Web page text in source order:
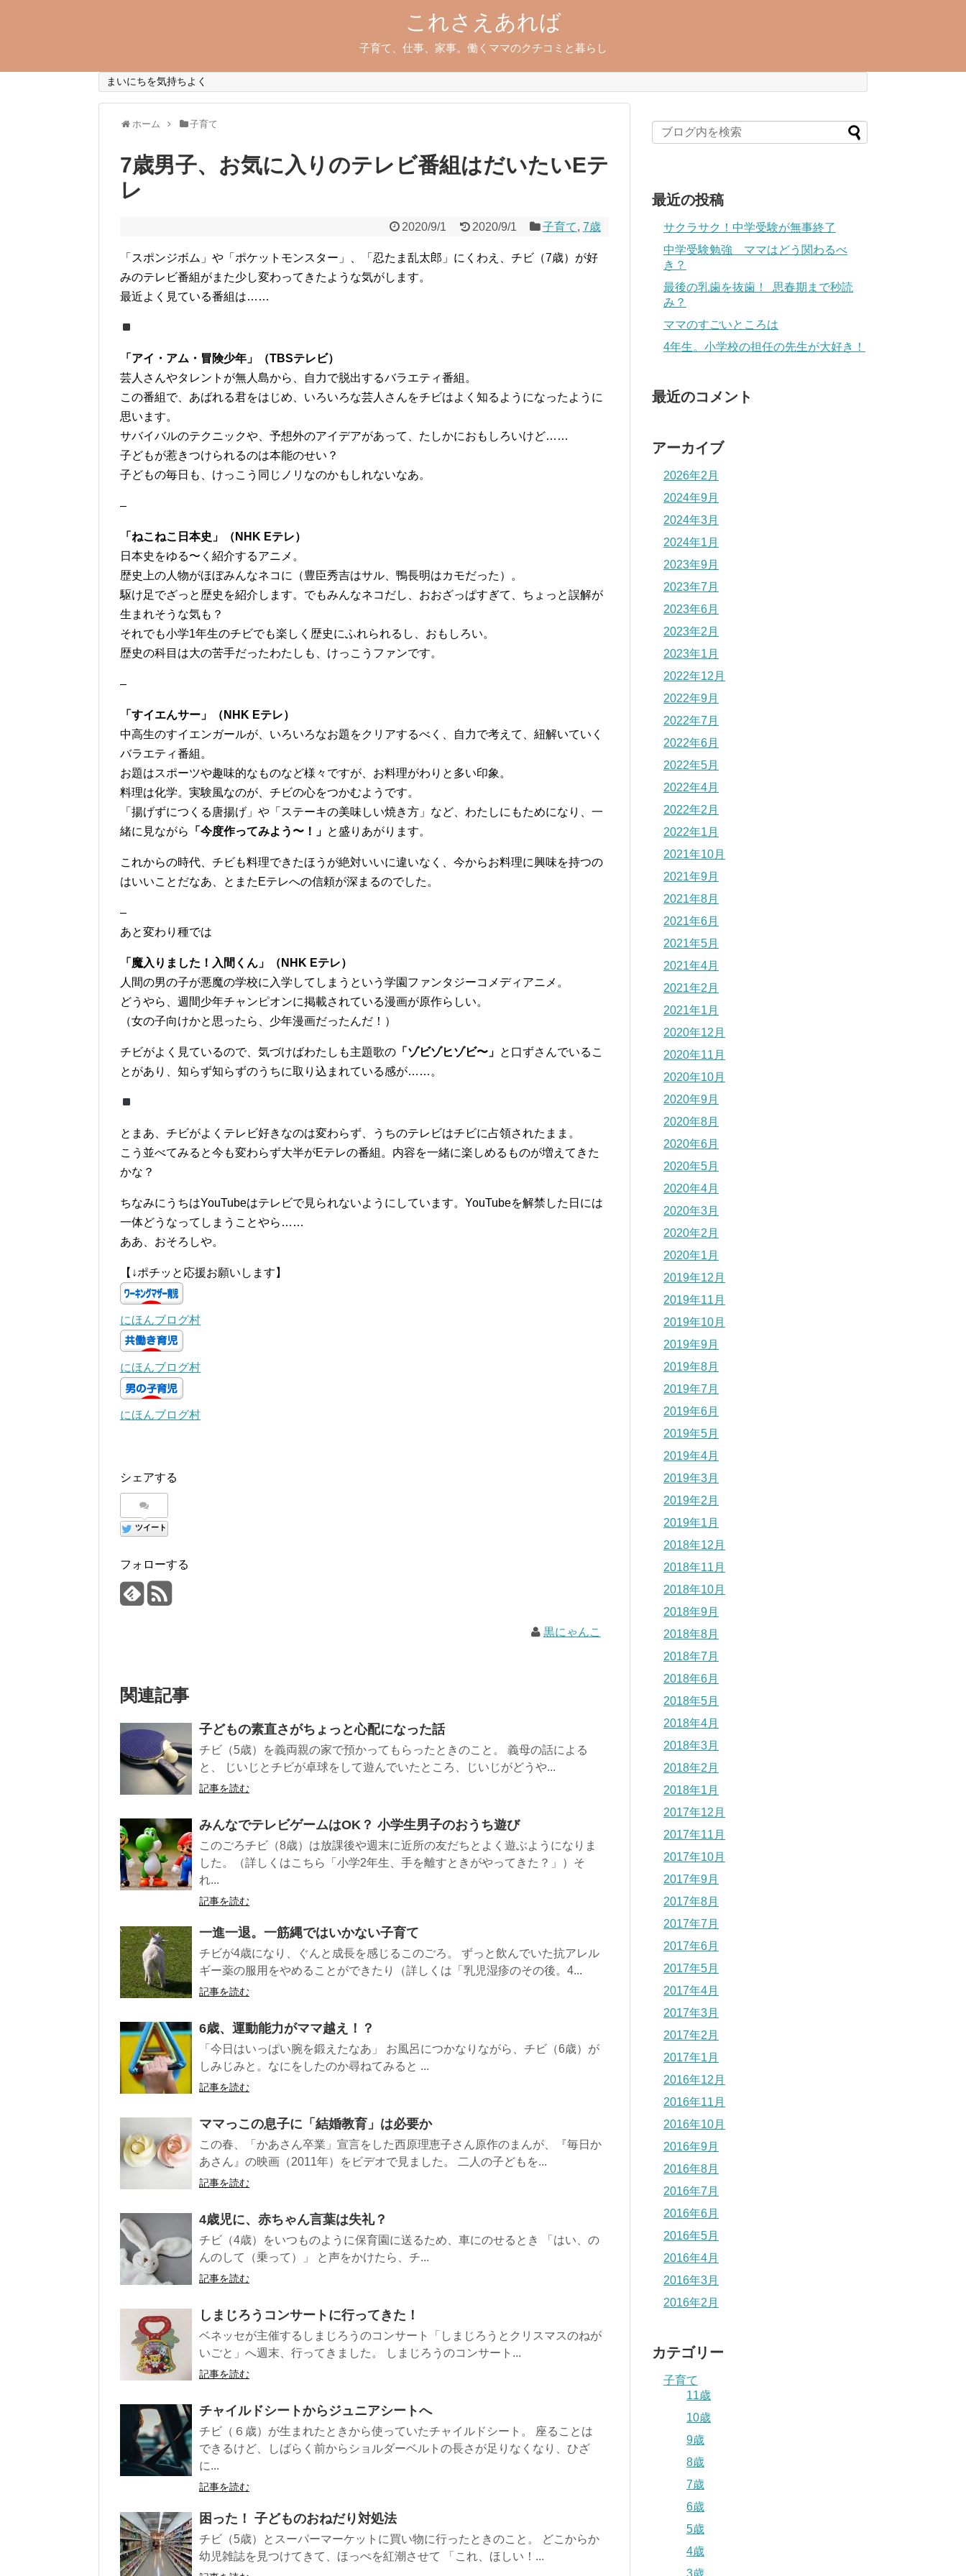
これさえあれば
子育て、仕事、家事。働くママのクチコミと暮らし
まいにちを気持ちよく
ホーム 子育て
7歳男子、お気に入りのテレビ番組はだいたいEテ
レ
2020/9/1 2020/9/1 子育て, 7歳
「スポンジボム」や「ポケットモンスター」、「忍たま乱太郎」にくわえ、チビ（7歳）が好
みのテレビ番組がまた少し変わってきたような気がします。
最近よく見ている番組は……
「アイ・アム・冒険少年」（TBSテレビ）
芸人さんやタレントが無人島から、自力で脱出するバラエティ番組。
この番組で、あばれる君をはじめ、いろいろな芸人さんをチビはよく知るようになったように
思います。
サバイバルのテクニックや、予想外のアイデアがあって、たしかにおもしろいけど……
子どもが惹きつけられるのは本能のせい？
子どもの毎日も、けっこう同じノリなのかもしれないなあ。
–
「ねこねこ日本史」（NHK Eテレ）
日本史をゆる〜く紹介するアニメ。
歴史上の人物がほぼみんなネコに（豊臣秀吉はサル、鴨長明はカモだった）。
駆け足でざっと歴史を紹介します。でもみんなネコだし、おおざっぱすぎて、ちょっと誤解が
生まれそうな気も？
それでも小学1年生のチビでも楽しく歴史にふれられるし、おもしろい。
歴史の科目は大の苦手だったわたしも、けっこうファンです。
–
「すイエんサー」（NHK Eテレ）
中高生のすイエンガールが、いろいろなお題をクリアするべく、自力で考えて、紐解いていく
バラエティ番組。
お題はスポーツや趣味的なものなど様々ですが、お料理がわりと多い印象。
料理は化学。実験風なのが、チビの心をつかむようです。
「揚げずにつくる唐揚げ」や「ステーキの美味しい焼き方」など、わたしにもためになり、一
緒に見ながら
「今度作ってみよう〜！」 と盛りあがります。
これからの時代、チビも料理できたほうが絶対いいに違いなく、今からお料理に興味を持つの
はいいことだなあ、とまたEテレへの信頼が深まるのでした。
–
あと変わり種では
「魔入りました！入間くん」（NHK Eテレ）
人間の男の子が悪魔の学校に入学してしまうという学園ファンタジーコメディアニメ。
どうやら、週間少年チャンピオンに掲載されている漫画が原作らしい。
（女の子向けかと思ったら、少年漫画だったんだ！）
チビがよく見ているので、気づけばわたしも主題歌の 「ゾビゾヒゾビ〜」 と口ずさんでいるこ
とがあり、知らず知らずのうちに取り込まれている感が……。
とまあ、チビがよくテレビ好きなのは変わらず、うちのテレビはチビに占領されたまま。
こう並べてみると今も変わらず大半がEテレの番組。内容を一緒に楽しめるものが増えてきた
かな？
ちなみにうちはYouTubeはテレビで見られないようにしています。YouTubeを解禁した日には
一体どうなってしまうことやら……
ああ、おそろしや。
【↓ポチッと応援お願いします】
にほんブログ村
にほんブログ村
にほんブログ村
シェアする
ツイート
フォローする
黒にゃんこ
関連記事
子どもの素直さがちょっと心配になった話
チビ（5歳）を義両親の家で預かってもらったときのこと。 義母の話による
と、 じいじとチビが卓球をして遊んでいたところ、じいじがどうや...
記事を読む
みんなでテレビゲームはOK？ 小学生男子のおうち遊び
このごろチビ（8歳）は放課後や週末に近所の友だちとよく遊ぶようになりま
した。（詳しくはこちら「小学2年生、手を離すときがやってきた？」）そ
れ...
記事を読む
一進一退。一筋縄ではいかない子育て
チビが4歳になり、ぐんと成長を感じるこのごろ。 ずっと飲んでいた抗アレル
ギー薬の服用をやめることができたり（詳しくは「乳児湿疹のその後。4...
記事を読む
6歳、運動能力がママ越え！？
「今日はいっぱい腕を鍛えたなあ」 お風呂につかなりながら、チビ（6歳）が
しみじみと。なにをしたのか尋ねてみると ...
記事を読む
ママっこの息子に「結婚教育」は必要か
この春、「かあさん卒業」宣言をした西原理恵子さん原作のまんが、『毎日か
あさん』の映画（2011年）をビデオで見ました。 二人の子どもを...
記事を読む
4歳児に、赤ちゃん言葉は失礼？
チビ（4歳）をいつものように保育園に送るため、車にのせるとき 「はい、の
んのして（乗って）」 と声をかけたら、チ...
記事を読む
しまじろうコンサートに行ってきた！
ベネッセが主催するしまじろうのコンサート「しまじろうとクリスマスのねが
いごと」へ週末、行ってきました。 しまじろうのコンサート...
記事を読む
チャイルドシートからジュニアシートへ
チビ（６歳）が生まれたときから使っていたチャイルドシート。 座ることは
できるけど、しばらく前からショルダーベルトの長さが足りなくなり、ひざ
に...
記事を読む
困った！ 子どものおねだり対処法
チビ（5歳）とスーパーマーケットに買い物に行ったときのこと。 どこからか
幼児雑誌を見つけてきて、ほっぺを紅潮させて 「これ、ほしい！...
最近の投稿
サクラサク！中学受験が無事終了
中学受験勉強 ママはどう関わるべ
き？
最後の乳歯を抜歯！ 思春期まで秒読
み？
ママのすごいところは
4年生。小学校の担任の先生が大好き！
最近のコメント
アーカイブ
2026年2月
2024年9月
2024年3月
2024年1月
2023年9月
2023年7月
2023年6月
2023年2月
2023年1月
2022年12月
2022年9月
2022年7月
2022年6月
2022年5月
2022年4月
2022年2月
2022年1月
2021年10月
2021年9月
2021年8月
2021年6月
2021年5月
2021年4月
2021年2月
2021年1月
2020年12月
2020年11月
2020年10月
2020年9月
2020年8月
2020年6月
2020年5月
2020年4月
2020年3月
2020年2月
2020年1月
2019年12月
2019年11月
2019年10月
2019年9月
2019年8月
2019年7月
2019年6月
2019年5月
2019年4月
2019年3月
2019年2月
2019年1月
2018年12月
2018年11月
2018年10月
2018年9月
2018年8月
2018年7月
2018年6月
2018年5月
2018年4月
2018年3月
2018年2月
2018年1月
2017年12月
2017年11月
2017年10月
2017年9月
2017年8月
2017年7月
2017年6月
2017年5月
2017年4月
2017年3月
2017年2月
2017年1月
2016年12月
2016年11月
2016年10月
2016年9月
2016年8月
2016年7月
2016年6月
2016年5月
2016年4月
2016年3月
2016年2月
カテゴリー
子育て
11歳
10歳
9歳
8歳
7歳
6歳
5歳
4歳